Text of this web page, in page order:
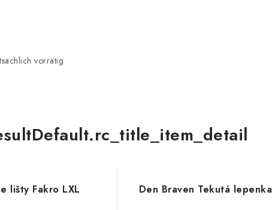
vorrätig
lišty Fakro LXL Den Braven Tekutá lepenka